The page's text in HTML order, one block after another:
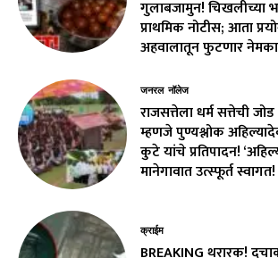
गुलाबजामुन! चिखलीच्या
प्राथमिक नोटीस; आता
अहवालातून फुटणार नेमका
जनरल नॉलेज
राजसत्तेला धर्म सत्तेची
म्हणजे पुण्यश्लोक
कुटे यांचे प्रतिपादन!
मानेगावात उत्स्फूर्त स्वागत!
क्राईम